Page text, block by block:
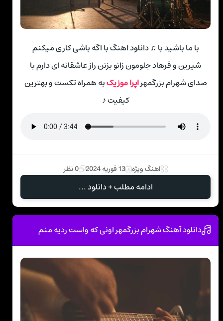
با ما باشید با ♫ دانلود اهنگ با اگه باشی کاری میکنم
شیرین و فرهاد جلومون زانو بزنن راز عاشقانه ای دارم با
صدای شهرام بزرگمهراپرا موزیکبه همراه تکست و بهترین
کیفیت ♪
اهنگ ویژه 13 فوریه 2024 0 نظر
ادامه مطلب + دانلود ...
دانلود آهنگ شهرام بزرگمهر اونی که واست ردیه منم